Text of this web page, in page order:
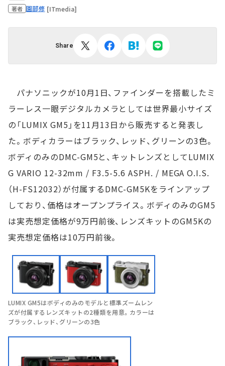
著者 園部修 [ITmedia]
Share
パナソニックが10月1日、ファインダーを搭載したミ
ラーレス一眼デジタルカメラとしては世界最小サイズ
の「LUMIX GM5」を11月13日から販売すると発表し
た。ボディカラーはブラック、レッド、グリーンの3色。
ボディのみのDMC-GM5と、キットレンズとしてLUMIX
G VARIO 12-32mm / F3.5-5.6 ASPH. / MEGA O.I.S.
（H-FS12032）が付属するDMC-GM5Kをラインアップ
しており、価格はオープンプライス。ボディのみのGM5
は実売想定価格が9万円前後、レンズキットのGM5Kの
実売想定価格は10万円前後。
LUMIX GM5はボディのみのモデルと標準ズームレン
ズが付属するレンズキットの2種類を用意。カラーは
ブラック、レッド、グリーンの3色